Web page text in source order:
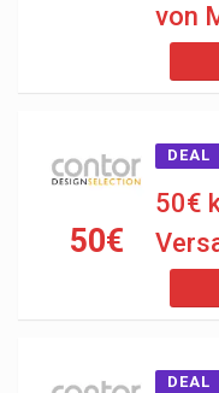
von
50€
DEAL
50€
DEAL